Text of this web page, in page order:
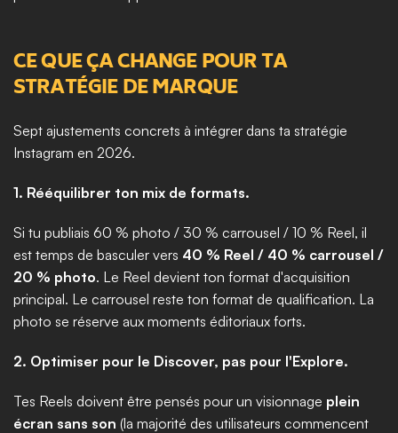
CE QUE ÇA CHANGE POUR TA
STRATÉGIE DE MARQUE
Sept ajustements concrets à intégrer dans ta stratégie
Instagram en 2026.
1. Rééquilibrer ton mix de formats.
Si tu publiais 60 % photo / 30 % carrousel / 10 % Reel, il
est temps de basculer vers 40 % Reel / 40 % carrousel /
20 % photo. Le Reel devient ton format d'acquisition
principal. Le carrousel reste ton format de qualification. La
photo se réserve aux moments éditoriaux forts.
2. Optimiser pour le Discover, pas pour l'Explore.
Tes Reels doivent être pensés pour un visionnage plein
écran sans son (la majorité des utilisateurs commencent